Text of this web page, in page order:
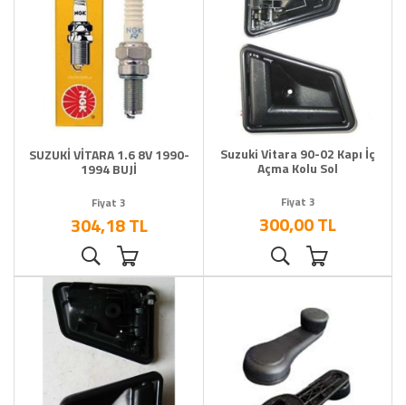
SUZUKİ VİTARA 1.6 8V 1990-
1994 BUJİ
Fiyat 3
304,18 TL
Suzuki Vitara 90-02 Kapı İç
Açma Kolu Sol
Fiyat 3
300,00 TL